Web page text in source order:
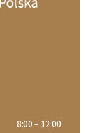
8:00 – 12:00